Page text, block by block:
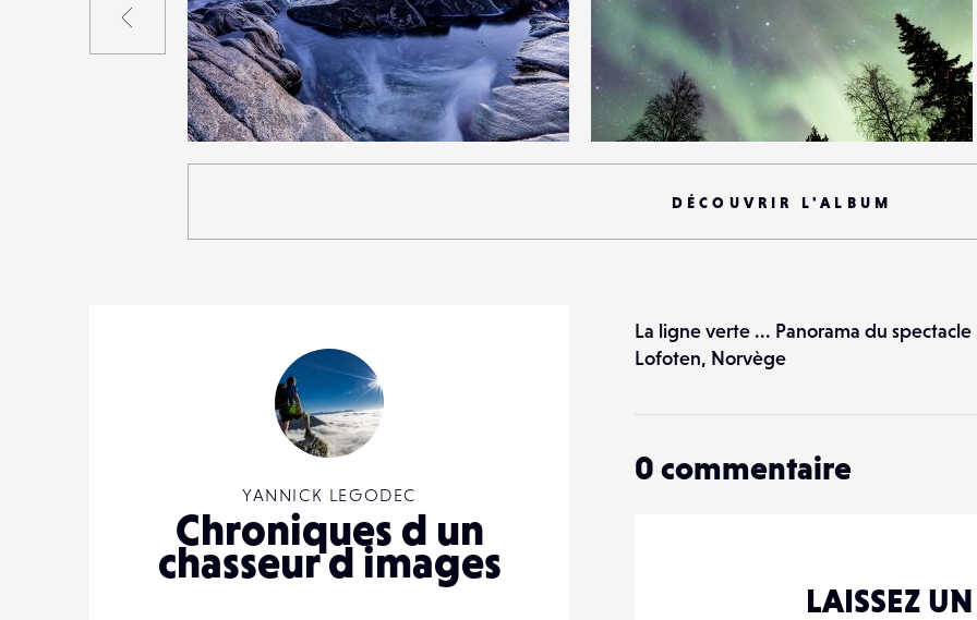
3
30
1
19
DÉCOUVRIR L'ALBUM
YANNICK LEGODEC
Chroniques d un
chasseur d images
La ligne verte ... Panorama du
Lofoten, Norvège
0 commentaire
LAISSEZ